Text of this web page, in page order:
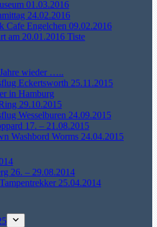
01.03.2016
24.02.2016
Cafe Engelchen 09.02.2016
am 20.01.2016 Tiste
wieder …..
Eckertsworth 25.11.2015
in Hamburg
29.10.2015
Wesselburen 24.09.2015
17. – 21.08.2015
Washbord Worms 24.04.2015
26. – 29.08.2014
25.04.2014